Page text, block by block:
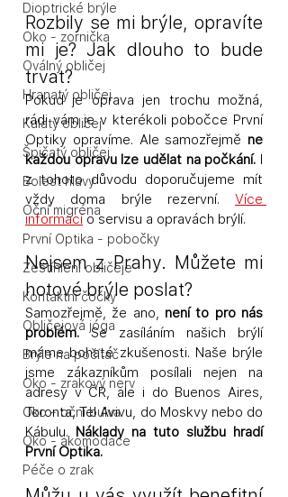
Dioptrické brýle
Oko - zornička
Oválný obličej
Hranatý obličej
Kulatý obličej
Špičatý obličej
Bolest hlavy
Oční migréna
První Optika - pobočky
Zeštíhlení obličeje
Kontaktní čočky
Obličejová jóga
Brýle na počítač
Oko - zrakový nerv
Oko - oční bulva
Oko - akomodace
Péče o zrak
Rozbily se mi brýle, opravíte
mi je? Jak dlouho to bude
trvat?
Pokud je oprava jen trochu možná,
rádi vám je v kterékoli pobočce První
Optiky opravíme. Ale samozřejmě ne
každou opravu lze udělat na počkání. I
z tohoto důvodu doporučujeme mít
vždy doma brýle rezervní. Více
informací o servisu a opravách brýlí.
Nejsem z Prahy. Můžete mi
hotové brýle poslat?
Samozřejmě, že ano, není to pro nás
problém. Se zasíláním našich brýlí
máme bohaté zkušenosti. Naše brýle
jsme zákazníkům posílali nejen na
adresy v ČR, ale i do Buenos Aires,
Toronta, Tel Avivu, do Moskvy nebo do
Kábulu. Náklady na tuto službu hradí
První Optika.